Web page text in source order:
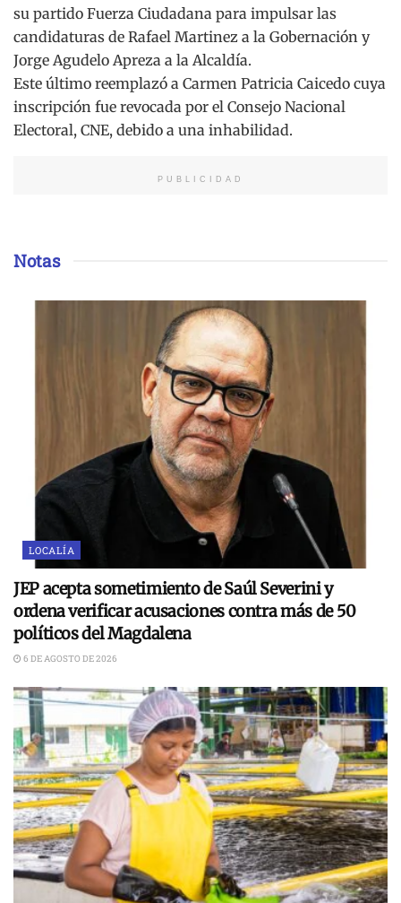
su partido Fuerza Ciudadana para impulsar las
candidaturas de Rafael Martinez a la Gobernación y
Jorge Agudelo Apreza a la Alcaldía.
Este último reemplazó a Carmen Patricia Caicedo cuya
inscripción fue revocada por el Consejo Nacional
Electoral, CNE, debido a una inhabilidad.
PUBLICIDAD
Notas
LOCALÍA
JEP acepta sometimiento de Saúl Severini y
ordena verificar acusaciones contra más de 50
políticos del Magdalena
6 DE AGOSTO DE 2026